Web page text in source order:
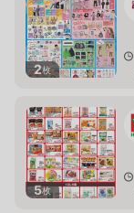
2枚
5枚